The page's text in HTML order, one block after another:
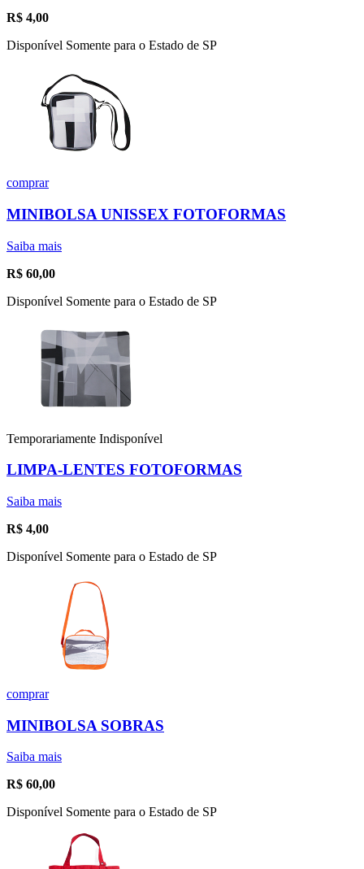
R$ 4,00
Disponível Somente para o Estado de SP
comprar
MINIBOLSA UNISSEX FOTOFORMAS
Saiba mais
R$ 60,00
Disponível Somente para o Estado de SP
Temporariamente Indisponível
LIMPA-LENTES FOTOFORMAS
Saiba mais
R$ 4,00
Disponível Somente para o Estado de SP
comprar
MINIBOLSA SOBRAS
Saiba mais
R$ 60,00
Disponível Somente para o Estado de SP